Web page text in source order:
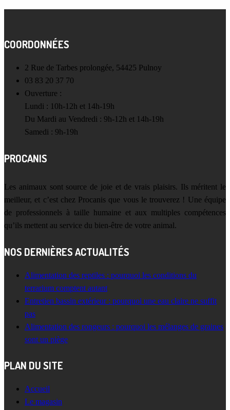
COORDONNÉES
2 Rue de Tarbes prolongée, 54425 Pulnoy
03 83 20 37 70
Ouverture :
Lundi : 10h-12h et 14h-19h
Du Mardi au Vendredi : 9h-12h et 14h-19h
Samedi : 9h-19h
PROCANIS
Les animaux sont source de joie et de vrais plaisirs. Ils méritent le
meilleur, et c’est chez Procanis que vous le trouverez ! Une équipe
de professionnels à taille humaine et aux multiples compétences
qu’ils mettent au service du bien-être de votre animal.
NOS DERNIÈRES ACTUALITÉS
Alimentation des reptiles : pourquoi les conditions du
terrarium comptent autant
Entretien bassin extérieur : pourquoi une eau claire ne suffit
pas
Alimentation des rongeurs : pourquoi les mélanges de graines
sont un piège
PLAN DU SITE
Accueil
Le magasin